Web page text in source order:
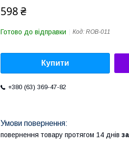
598 ₴
Готово до відправки Код: ROB-011
Купити
+380 (63) 369-47-82
повернення товару протягом 14 днів